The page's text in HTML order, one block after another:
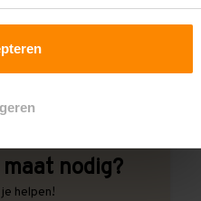
nodig?
helpen!